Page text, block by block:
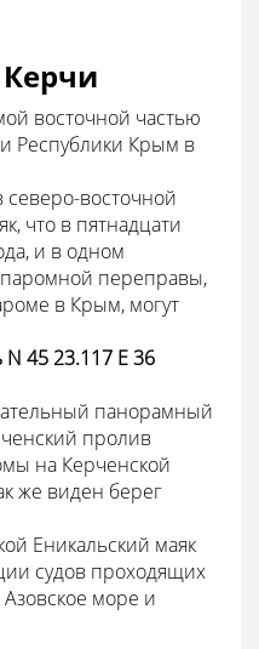
восточной частью
Республики Крым в
восточной
что в пятнадцати
и в одном
переправы,
в Крым, могут
45 23.117 E 36
панорамный
пролив
на Керченской
же виден берег
Еникальский маяк
судов проходящих
Азовское море и